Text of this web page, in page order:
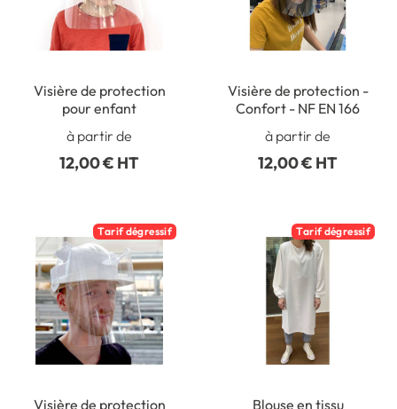
Visière de protection
pour enfant
à partir de
12,00 € HT
Visière de protection -
Confort - NF EN 166
à partir de
12,00 € HT
Tarif dégressif
Visière de protection
Tarif dégressif
Blouse en tissu